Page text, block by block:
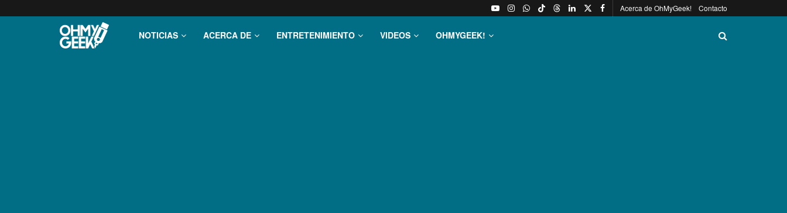
Acerca de OhMyGeek! Contacto
NOTICIAS ACERCA DE ENTRETENIMIENTO VIDEOS OHMYGEEK!